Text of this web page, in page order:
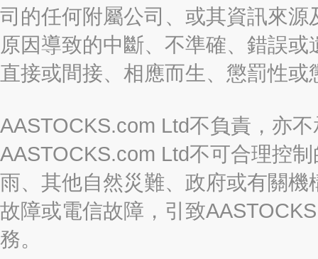
司的任何附屬公司、或其資訊來
原因導致的中斷、不準確、錯誤
直接或間接、相應而生、懲罰性
AASTOCKS.com Ltd不負責，亦
AASTOCKS.com Ltd不可合理控
雨、其他自然災難、政府或有關
故障或電信故障，引致
務。